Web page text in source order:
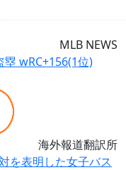
MLB NEWS
塁 wRC+156(1位)
海外報道翻訳所
を表明した女子バス